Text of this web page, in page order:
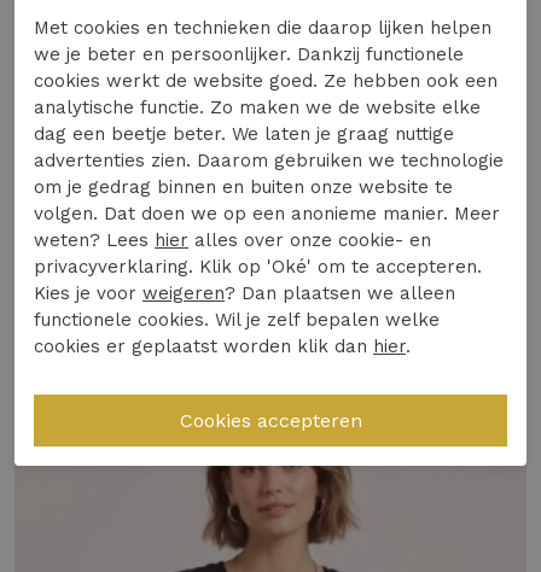
Gemaakt van luchtig materiaal voor optimaal
comfort tijdens warme dagen.
Stijlvolle zandkleur die gemakkelijk te
combineren is met jouw favoriete
zomeroutfits.
Ideaal voor zowel casual als iets meer
geklede gelegenheden.
Verwen jezelf vandaag nog met deze veelzijdige
top en maak jouw zomergarderobe compleet!
Lees meer
Specificaties
Winkelvoorraad
Gerelateerde producten
Met cookies en technieken die daarop lijken helpen
we je beter en persoonlijker. Dankzij functionele
cookies werkt de website goed. Ze hebben ook een
analytische functie. Zo maken we de website elke
dag een beetje beter. We laten je graag nuttige
advertenties zien. Daarom gebruiken we technologie
om je gedrag binnen en buiten onze website te
volgen. Dat doen we op een anonieme manier. Meer
weten? Lees hier alles over onze cookie- en
privacyverklaring. Klik op 'Oké' om te accepteren.
Kies je voor weigeren? Dan plaatsen we alleen
functionele cookies. Wil je zelf bepalen welke
cookies er geplaatst worden klik dan hier.